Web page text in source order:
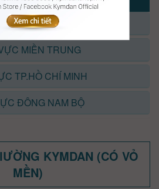
VỰC MIỀN BẮC
MIỀN TRUNG
TP.HỒ CHÍ MINH
ĐÔNG NAM BỘ
KYMDAN (CÓ VỎ
MỀN)